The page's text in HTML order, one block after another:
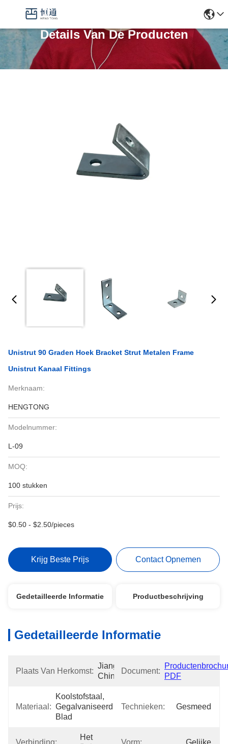
Details Van De Producten
Unistrut 90 Graden Hoek Bracket Strut Metalen Frame
Unistrut Kanaal Fittings
Merknaam:
HENGTONG
Modelnummer:
L-09
MOQ:
100 stukken
Prijs:
$0.50 - $2.50/pieces
Krijg Beste Prijs Contact Opnemen
Gedetailleerde Informatie Productbeschrijving
Gedetailleerde Informatie
Plaats Van Herkomst:
Jiangsu,
China
Document:
PDF
Materiaal:
Koolstofstaal,
Gegalvaniseerd
Blad
Technieken: Gesmeed
Verbinding:
Het
Vorm: Gelijke